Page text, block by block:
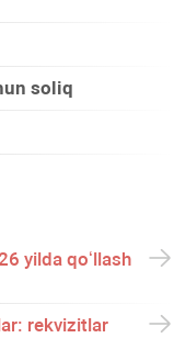
soliq
yilda qoʻllash
rekvizitlar